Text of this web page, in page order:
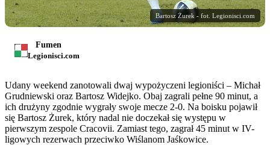
Bartosz Żurek - fot. Legionisci.com
Fumen
Legionisci.com
Udany weekend zanotowali dwaj wypożyczeni legioniści – Michał
Grudniewski oraz Bartosz Widejko. Obaj zagrali pełne 90 minut, a
ich drużyny zgodnie wygrały swoje mecze 2-0. Na boisku pojawił
się Bartosz Żurek, który nadal nie doczekał się występu w
pierwszym zespole Cracovii. Zamiast tego, zagrał 45 minut w IV-
ligowych rezerwach przeciwko Wiślanom Jaśkowice.